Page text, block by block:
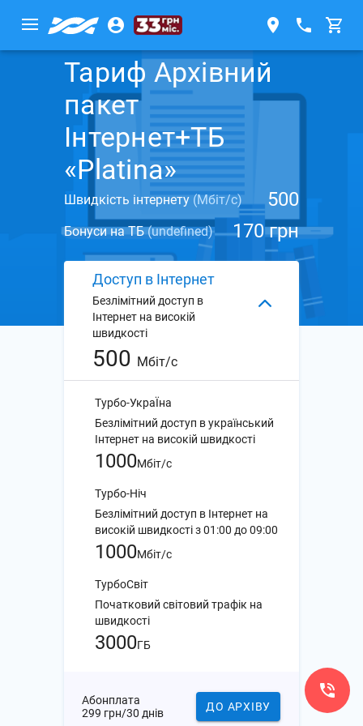
Тариф Архівний
пакет
Інтернет+ТБ
«Platina»
Швидкість інтернету(Мбіт/с) 500
Бонуси на ТБ(undefined) 170 грн
Доступ в Інтернет
Безлімітний доступ в
Інтернет на високій
швидкості
500 Мбіт/с
Турбо-УкраЇна
Безлімітний доступ в український
Інтернет на високій швидкості
1000Мбіт/с
Турбо-Ніч
Безлімітний доступ в Інтернет на
високій швидкості з 01:00 до 09:00
1000Мбіт/с
ТурбоСвіт
Початковий світовий трафік на
швидкості
3000ГБ
Абонплата
299 грн/30 днів
ДО АРХІВУ